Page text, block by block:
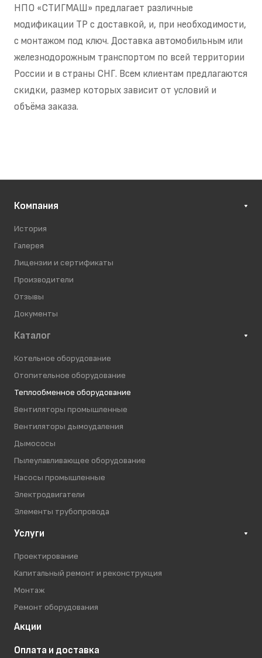
НПО «СТИГМАШ» предлагает различные
модификации ТР с доставкой, и, при необходимости,
с монтажом под ключ. Доставка автомобильным или
железнодорожным транспортом по всей территории
России и в страны СНГ. Всем клиентам предлагаются
скидки, размер которых зависит от условий и
объёма заказа.
Компания
История
Галерея
Лицензии и сертификаты
Производители
Отзывы
Документы
Каталог
Котельное оборудование
Отопительное оборудование
Теплообменное оборудование
Вентиляторы промышленные
Вентиляторы дымоудаления
Дымососы
Пылеулавливающее оборудование
Насосы промышленные
Электродвигатели
Элементы трубопровода
Услуги
Проектирование
Капитальный ремонт и реконструкция
Монтаж
Ремонт оборудования
Акции
Оплата и доставка